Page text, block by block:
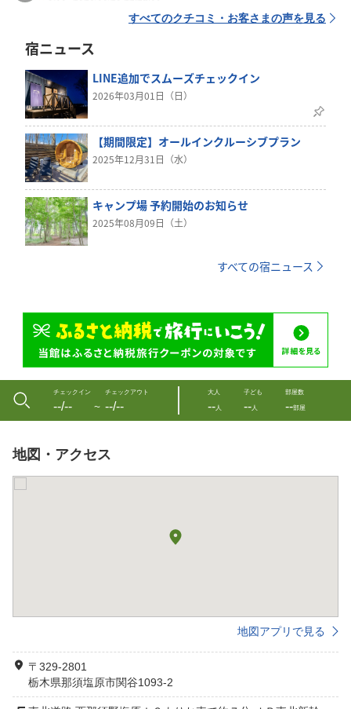
すべてのクチコミ・お客さまの声を見る
宿ニュース
LINE追加でスムーズチェックイン
2026年03月01日（日）
【期間限定】オールインクルーシブプラン
2025年12月31日（水）
キャンプ場 予約開始のお知らせ
2025年08月09日（土）
すべての宿ニュース
チェックイン
--/-- 〜
チェックアウト
--/--
大人
--人
子ども
--人
部屋数
--部屋
地図・アクセス
地図アプリで見る
〒329-2801
栃木県那須塩原市関谷1093-2